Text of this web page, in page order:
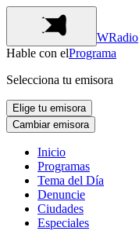
WRadio
Hable con elPrograma
Selecciona tu emisora
Elige tu emisora
Cambiar emisora
Inicio
Programas
Tema del Día
Denuncie
Ciudades
Especiales